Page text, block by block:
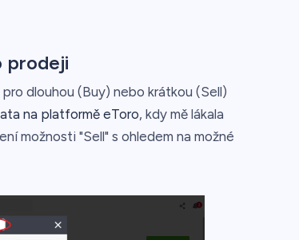
prodeji
dlouhou (Buy) nebo krátkou (Sell)
na platformě eToro, kdy mě lákala
možnosti "Sell" s ohledem na možné